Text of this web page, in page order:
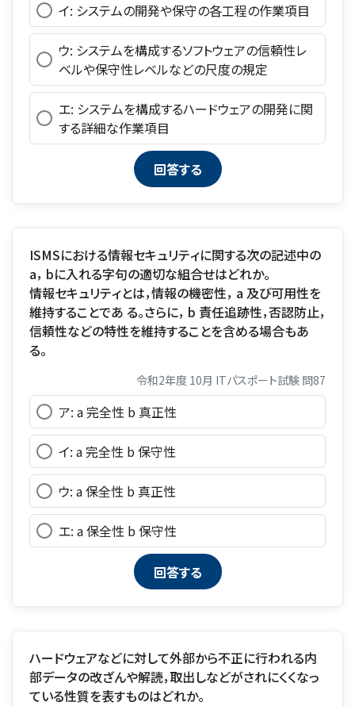
イ: システムの開発や保守の各工程の作業項目
ウ: システムを構成するソフトウェアの信頼性レ
ベルや保守性レベルなどの尺度の規定
エ: システムを構成するハードウェアの開発に関
する詳細な作業項目
ISMSにおける情報セキュリティに関する次の記述中の
a， bに入れる字句の適切な組合せはどれか。
情報セキュリティとは，情報の機密性， a 及び可用性を
維持することであ る。さらに， b 責任追跡性，否認防止，
信頼性などの特性を維持することを含める場合もあ
る。
令和2年度 10月 ITパスポート試験 問87
ア: a 完全性 b 真正性
イ: a 完全性 b 保守性
ウ: a 保全性 b 真正性
エ: a 保全性 b 保守性
ハードウェアなどに対して外部から不正に行われる内
部データの改ざんや解読，取出しなどがされにくくなっ
ている性質を表すものはどれか。